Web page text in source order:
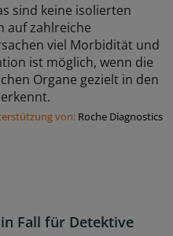
sind keine isolierten
auf zahlreiche
viel Morbidität und
ist möglich, wenn die
Organe gezielt in den
von: Roche Diagnostics
Fall für Detektive